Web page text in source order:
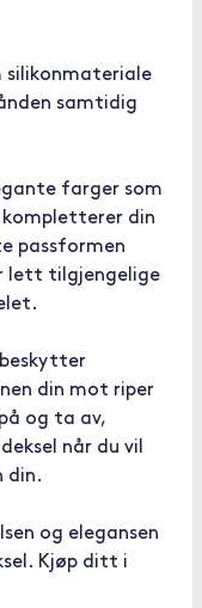
silikonmateriale
samtidig
farger som
din
passformen
lett tilgjengelige
din mot riper
og ta av,
når du vil
din.
og elegansen
Kjøp ditt i